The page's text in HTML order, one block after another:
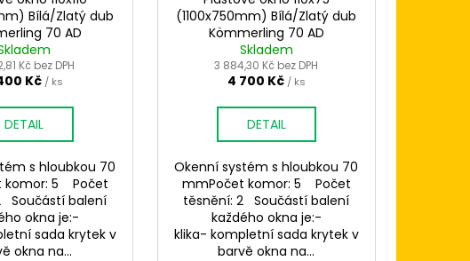
Bílá/Zlatý dub
70 AD
Kč bez DPH
Kč / ks
DETAIL
s hloubkou 70
komor: 5 Počet
Součástí balení
okna je:-
sada krytek v
okna na...
(1100x750mm) Bílá/Zlatý dub
Kömmerling 70 AD
Skladem
3 884,30 Kč bez DPH
4 700 Kč / ks
DETAIL
Okenní systém s hloubkou 70
mmPočet komor: 5 Počet
těsnění: 2 Součástí balení
každého okna je:-
klika- kompletní sada krytek v
barvě okna na...